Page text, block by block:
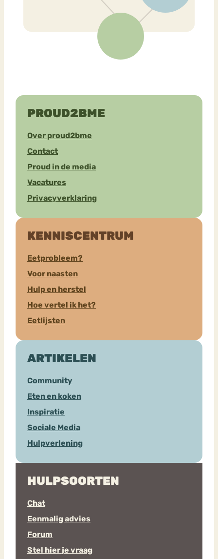
PROUD2BME
Over proud2bme
Contact
Proud in de media
Vacatures
Privacyverklaring
KENNISCENTRUM
Eetprobleem?
Voor naasten
Hulp en herstel
Hoe vertel ik het?
Eetlijsten
ARTIKELEN
Community
Eten en koken
Inspiratie
Sociale Media
Hulpverlening
HULPSOORTEN
Chat
Eenmalig advies
Forum
Stel hier je vraag